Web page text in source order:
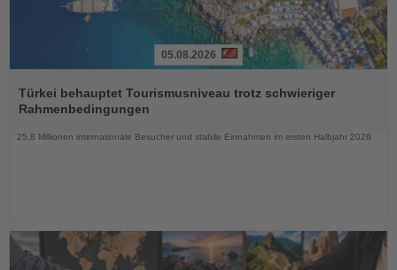
Sie
die
05.08.2026
Türkei behauptet Tourismusniveau trotz schwieriger
Rahmenbedingungen
25,8 Millionen internationale Besucher und stabile Einnahmen im ersten Halbjahr 2026